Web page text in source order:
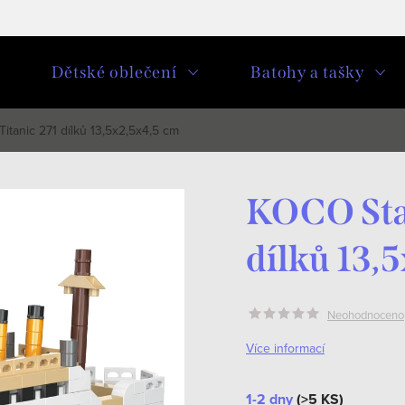
Dětské oblečení Batohy a tašky
271 dílků 13,5x2,5x4,5 cm
KOCO
dílků
Neohodnoceno
Více informací
1-2 dny(>5 KS)